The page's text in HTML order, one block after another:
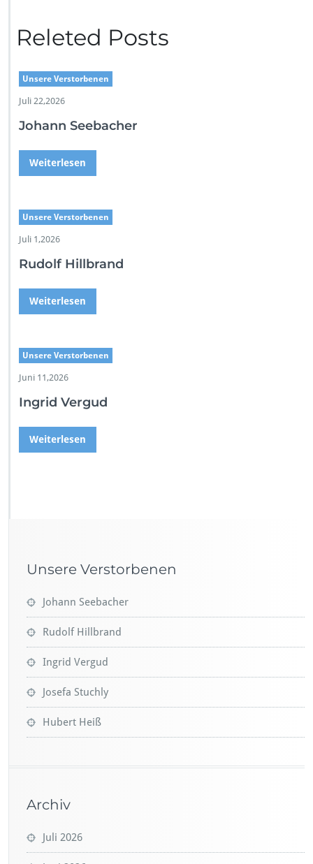
Releted Posts
Unsere Verstorbenen
Juli 22,2026
Johann Seebacher
Weiterlesen
Unsere Verstorbenen
Juli 1,2026
Rudolf Hillbrand
Weiterlesen
Unsere Verstorbenen
Juni 11,2026
Ingrid Vergud
Weiterlesen
Unsere Verstorbenen
Johann Seebacher
Rudolf Hillbrand
Ingrid Vergud
Josefa Stuchly
Hubert Heiß
Archiv
Juli 2026